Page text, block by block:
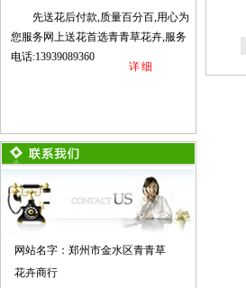
先送花后付款,质量百分百,用心为
您服务网上送花首选青青草花卉,服务
电话:13939089360
详细
网站名字：郑州市金水区青青草
花卉商行